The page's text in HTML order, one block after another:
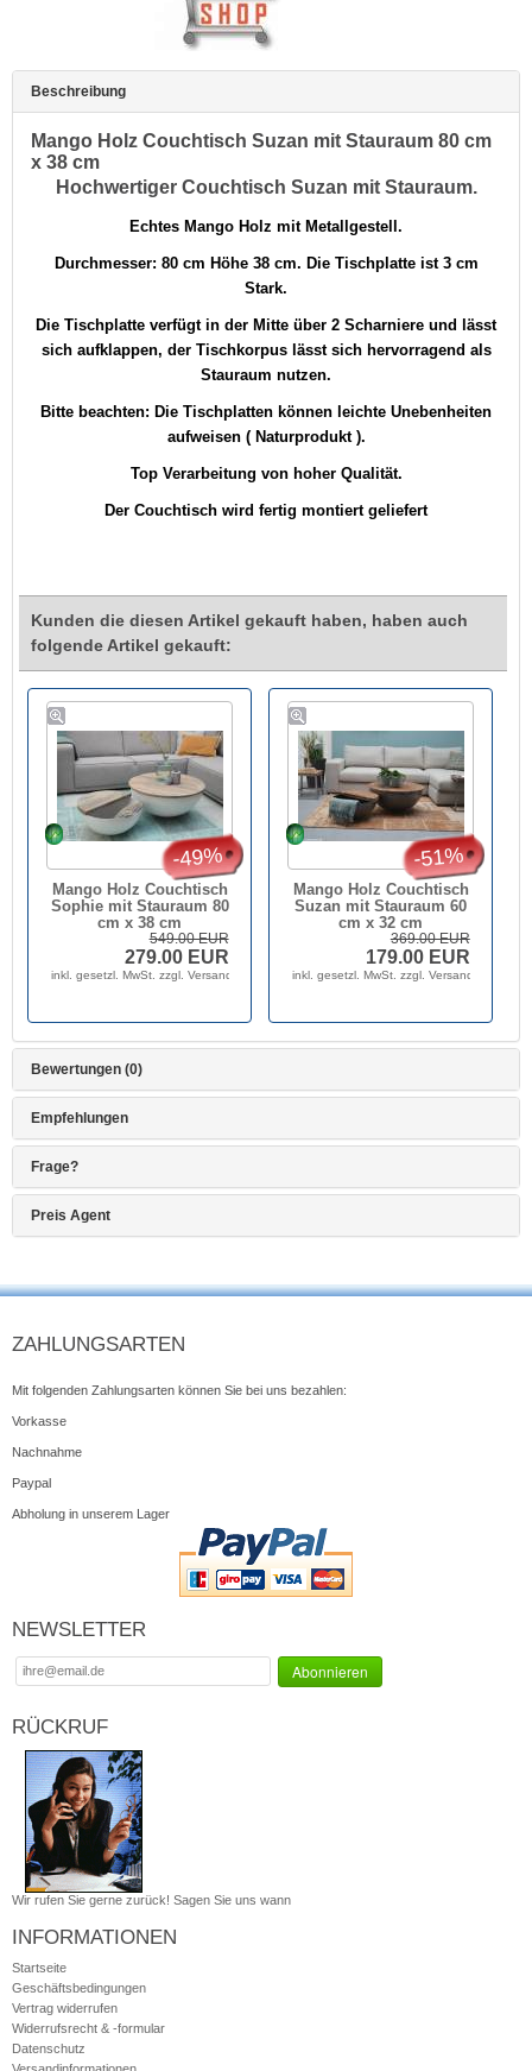
Beschreibung
Mango Holz Couchtisch Suzan mit Stauraum 80 cm
x 38 cm
Hochwertiger Couchtisch Suzan mit Stauraum.
Echtes Mango Holz mit Metallgestell.
Durchmesser: 80 cm Höhe 38 cm. Die Tischplatte ist 3 cm
Stark.
Die Tischplatte verfügt in der Mitte über 2 Scharniere und lässt
sich aufklappen, der Tischkorpus lässt sich hervorragend als
Stauraum nutzen.
Bitte beachten: Die Tischplatten können leichte Unebenheiten
aufweisen ( Naturprodukt ).
Top Verarbeitung von hoher Qualität.
Der Couchtisch wird fertig montiert geliefert
Kunden die diesen Artikel gekauft haben, haben auch
folgende Artikel gekauft:
-49%
Mango Holz Couchtisch
Sophie mit Stauraum 80
cm x 38 cm
549.00 EUR
279.00 EUR
inkl. gesetzl. MwSt. zzgl. Versandkosten
-51%
Mango Holz Couchtisch
Suzan mit Stauraum 60
cm x 32 cm
369.00 EUR
179.00 EUR
inkl. gesetzl. MwSt. zzgl. Versandkosten
Bewertungen (0)
Empfehlungen
Frage?
Preis Agent
ZAHLUNGSARTEN
Mit folgenden Zahlungsarten können Sie bei uns bezahlen:
Vorkasse
Nachnahme
Paypal
Abholung in unserem Lager
NEWSLETTER
RÜCKRUF
Wir rufen Sie gerne zurück! Sagen Sie uns wann
INFORMATIONEN
Startseite
Geschäftsbedingungen
Vertrag widerrufen
Widerrufsrecht & -formular
Datenschutz